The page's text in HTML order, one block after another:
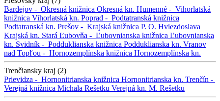
Bardejov - Okresná knižnica Okresná kn. Humenné - Vihorlatská
knižnica Vihorlatská kn. Poprad - Podtatranská knižnica
Podtatranská kn. Prešov - Krajská knižnica P. O. Hviezdoslava
Krajská kn. Stará Ľubovňa - Ľubovnianska knižnica Ľubovnianska
kn. Svidník - Podduklianska knižnica Podduklianska kn. Vranov
nad Topľou - Hornozemplínska knižnica Hornozemplínska kn.
Trenčiansky kraj (2)
Prievidza - Hornonitrianska knižnica Hornonitrianska kn. Trenčín -
Verejná knižnica Michala Rešetku Verejná kn. M. Rešetku